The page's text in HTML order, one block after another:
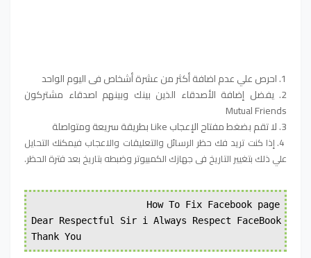
1. احرص علي عدم اضافة أكثر من عشرة أشخاص فى اليوم الواحد
2. يفضل إضافة الأصدقاء الذين بينك وبينهم اصدقاء مشتركون
Mutual Friends
3. لا تقم بضغط مفتاح الإعجاب Like بطريقة سريعة ومتواصلة
4. إذا كنت تريد فك حظر الرسائل والتعليقات والاعجاب فيمكنك التحايل
علي ذلك بتغيير التاريخ فى جهازك الكمبيوتر وضبطه بتاريخ بعد فترة الحظر.
How To Fix Facebook page
Dear Respectful Sir i Always Respect FaceBook
Thank You